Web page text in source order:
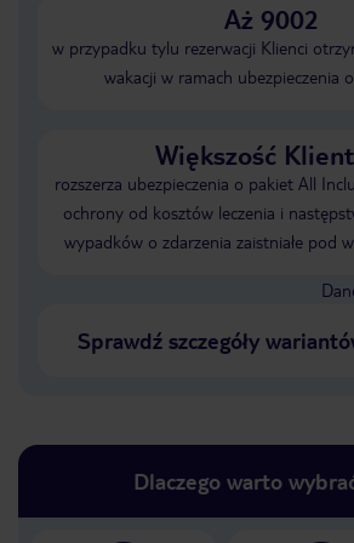
Aż 9002
w przypadku tylu rezerwacji Klienci
wakacji w ramach ubezpieczenia
Większość
rozszerza ubezpieczenia o pakiet All
ochrony od kosztów leczenia i
wypadków o zdarzenia zaistniałe pod
Sprawdź szczegóły
Dlaczego warto